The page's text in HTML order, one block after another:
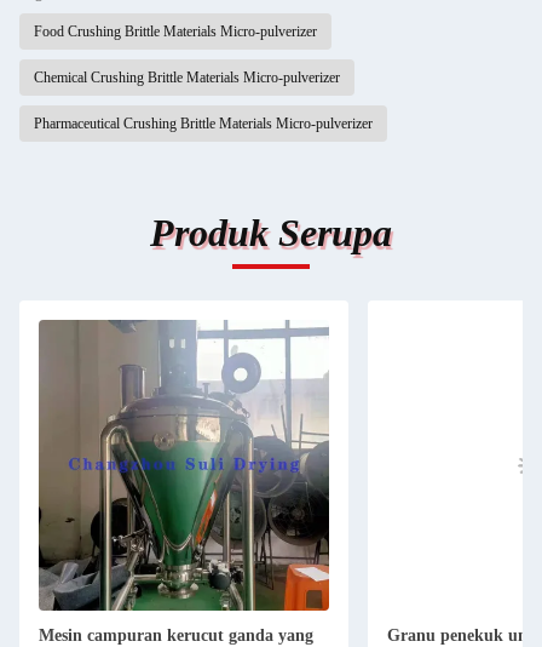
Food Crushing Brittle Materials Micro-pulverizer
Chemical Crushing Brittle Materials Micro-pulverizer
Pharmaceutical Crushing Brittle Materials Micro-pulverizer
Produk Serupa
Mesin campuran kerucut ganda yang
Granu penekuk